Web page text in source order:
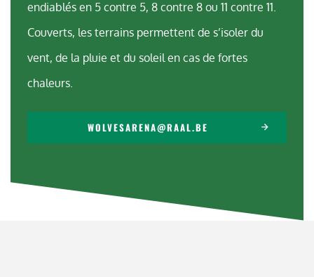
endiablés en 5 contre 5, 8 contre 8 ou 11 contre 11.
Couverts, les terrains permettent de s’isoler du
vent, de la pluie et du soleil en cas de fortes
chaleurs.
WOLVESARENA@RAAL.BE